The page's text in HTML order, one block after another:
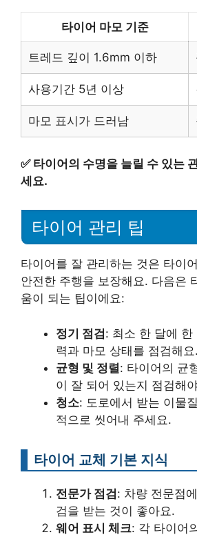
타이어 마모 기준
트레드 깊이 1.6mm 이하
사용기간 5년 이상
마모 표시가 드러남
✅ 타이어의 수명을 늘릴 수 있는
세요.
타이어 관리 팁
타이어를 잘 관리하는 것은 타이
안전한 주행을 보장해요. 다음은
움이 되는 팁이에요:
정기 점검: 최소 한 달에
력과 마모 상태를 점검해요.
균형 및 정렬: 타이어의 균
이 잘 되어 있는지 점검해
청소: 도로에서 받는 이물
적으로 씻어내 주세요.
타이어 교체 기본 지식
전문가 점검: 차량 전문점
검을 받는 것이 좋아요.
웨어 표시 체크: 각 타이어